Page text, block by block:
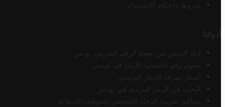
شروط وأحكام الاستخدام
أدواتنا
أداة التحقق من صحة الرقم الضريبي تونس
محول رقم الحساب الآيبان في تونس
أسعار صرف الدينار التونسي
البحث عن الرمز البريدي في تونس
محاكي ضريبة الدخل الشخصي للموظف/المتقاعد